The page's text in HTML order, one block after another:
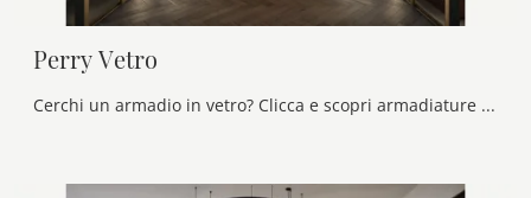
Perry Vetro
Cerchi un armadio in vetro? Clicca e scopri armadiature a muro con ante battenti di Novamobili.